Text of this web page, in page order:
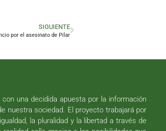
SIGUIENTE
por el asesinato de Pilar
una decidida apuesta por la información
nuestra sociedad. El proyecto trabajará por
la pluralidad y la libertad a través de